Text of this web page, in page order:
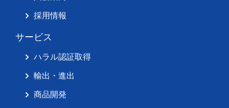
採用情報
サービス
ハラル認証取得
輸出・進出
商品開発